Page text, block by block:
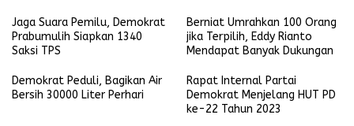
Jaga Suara Pemilu, Demokrat
Prabumulih Siapkan 1340
Saksi TPS
Berniat Umrahkan 100 Orang
jika Terpilih, Eddy Rianto
Mendapat Banyak Dukungan
Demokrat Peduli, Bagikan Air
Bersih 30000 Liter Perhari
Rapat Internal Partai
Demokrat Menjelang HUT PD
ke-22 Tahun 2023